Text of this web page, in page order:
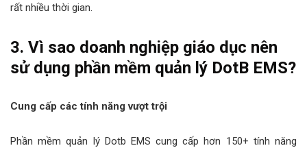
rất nhiều thời gian.
3. Vì sao doanh nghiệp giáo dục nên
sử dụng phần mềm quản lý DotB EMS?
Cung cấp các tính năng vượt trội
Phần mềm quản lý Dotb EMS cung cấp hơn 150+ tính năng